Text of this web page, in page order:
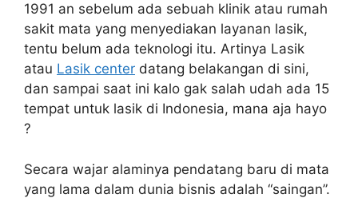
1991 an sebelum ada sebuah klinik atau rumah
sakit mata yang menyediakan layanan lasik,
tentu belum ada teknologi itu. Artinya Lasik
atau Lasik center datang belakangan di sini,
dan sampai saat ini kalo gak salah udah ada 15
tempat untuk lasik di Indonesia, mana aja hayo
?
Secara wajar alaminya pendatang baru di mata
yang lama dalam dunia bisnis adalah “saingan”.